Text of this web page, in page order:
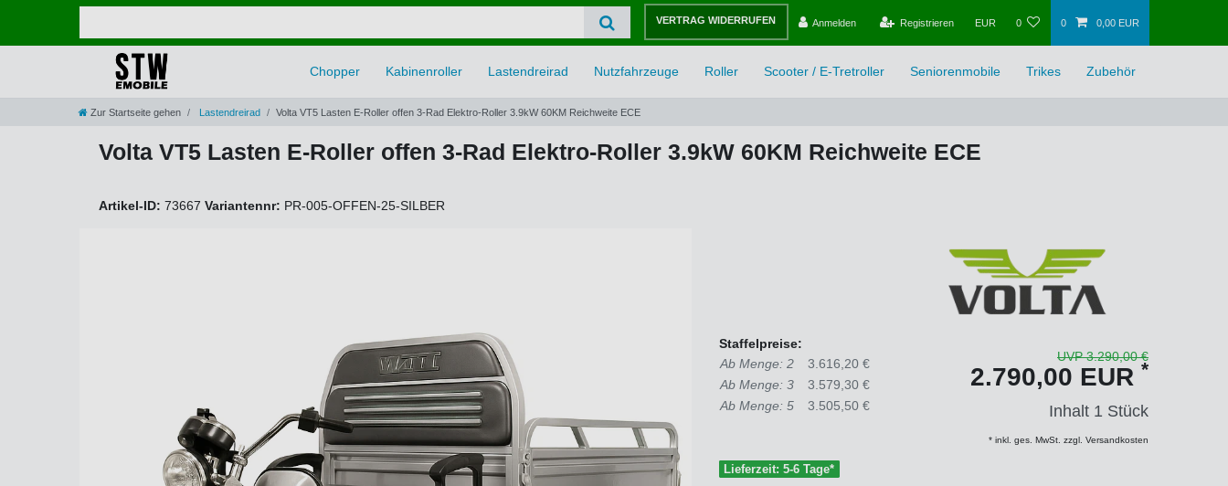
VERTRAG WIDERRUFEN Anmelden Registrieren EUR 0 0 0,00 EUR
Chopper Kabinenroller Lastendreirad Nutzfahrzeuge Roller Scooter / E-Tretroller Seniorenmobile Trikes Zubehör
Zur Startseite gehen Lastendreirad Volta VT5 Lasten E-Roller offen 3-Rad Elektro-Roller 3.9kW 60KM Reichweite ECE
Volta VT5 Lasten E-Roller offen 3-Rad Elektro-Roller 3.9kW 60KM Reichweite ECE
Artikel-ID: 73667 Variantennr: PR-005-OFFEN-25-SILBER
Staffelpreise:
Ab Menge: 2
3.616,20 €
Ab Menge: 3
3.579,30 €
Ab Menge: 5
3.505,50 €
UVP 3.290,00 €
2.790,00 EUR *
Inhalt 1 Stück
* inkl. ges. MwSt. zzgl. Versandkosten
Lieferzeit: 5-6 Tage*